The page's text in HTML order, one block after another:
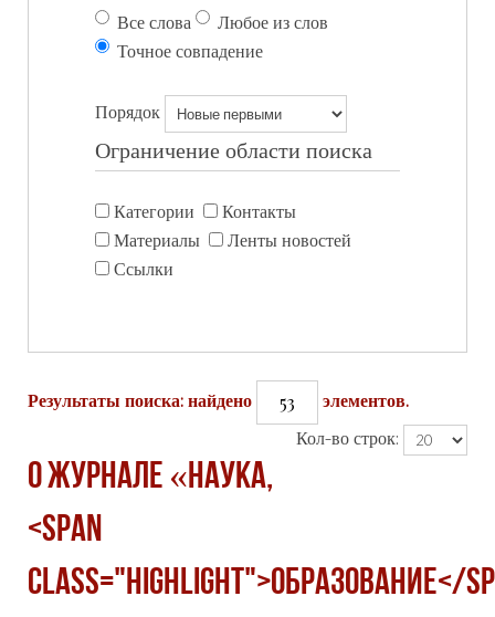
Все слова
Любое из слов
Точное совпадение
Порядок
Ограничение области поиска
Категории
Контакты
Материалы
Ленты новостей
Ссылки
Результаты поиска: найдено 53
элементов.
Кол-во строк:
О журнале «Наука,
<span
class="highlight">образование</